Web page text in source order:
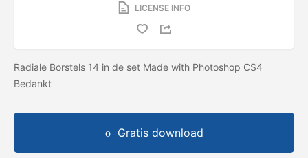
LICENSE INFO
Radiale Borstels 14 in de set Made with Photoshop CS4
Bedankt
Gratis download